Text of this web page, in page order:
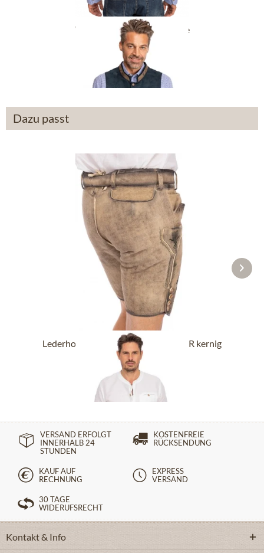
Weste MITTELBERG marine
ab 109,90 €
Dazu passt
Lederhose kurz mit Gürtel BUCHNER kernig
natur
ab 289,90 €
VERSAND ERFOLGT
INNERHALB 24
STUNDEN
KOSTENFREIE
RÜCKSENDUNG
KAUF AUF
RECHNUNG
EXPRESS
VERSAND
30 TAGE
WIDERUFSRECHT
Kontakt & Info